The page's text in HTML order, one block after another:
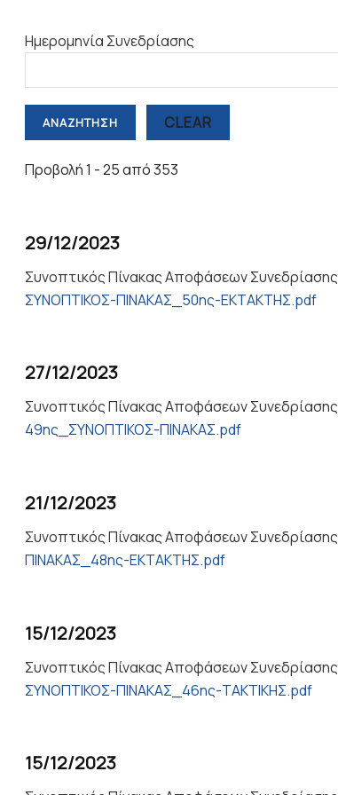
Ημερομηνία Συνεδρίασης
CLEAR
Προβολή 1 - 25 από 353
29/12/2023
Συνοπτικός Πίνακας Αποφάσεων Συνεδρίασης
ΣΥΝΟΠΤΙΚΟΣ-ΠΙΝΑΚΑΣ_50ης-ΕΚΤΑΚΤΗΣ.pdf
27/12/2023
Συνοπτικός Πίνακας Αποφάσεων Συνεδρίασης
49ης_ΣΥΝΟΠΤΙΚΟΣ-ΠΙΝΑΚΑΣ.pdf
21/12/2023
Συνοπτικός Πίνακας Αποφάσεων Συνεδρίασης
ΠΙΝΑΚΑΣ_48ης-ΕΚΤΑΚΤΗΣ.pdf
15/12/2023
Συνοπτικός Πίνακας Αποφάσεων Συνεδρίασης
ΣΥΝΟΠΤΙΚΟΣ-ΠΙΝΑΚΑΣ_46ης-ΤΑΚΤΙΚΗΣ.pdf
15/12/2023